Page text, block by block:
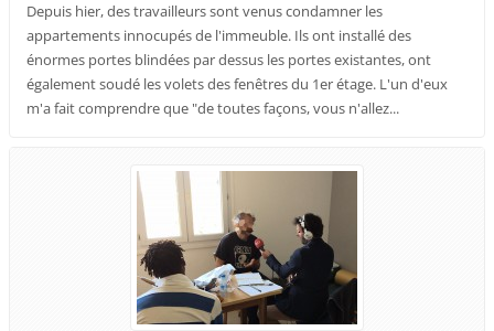
Depuis hier, des travailleurs sont venus condamner les
appartements innocupés de l'immeuble. Ils ont installé des
énormes portes blindées par dessus les portes existantes, ont
également soudé les volets des fenêtres du 1er étage. L'un d'eux
m'a fait comprendre que "de toutes façons, vous n'allez...